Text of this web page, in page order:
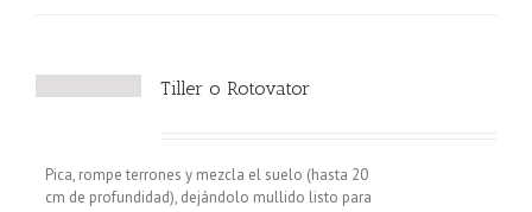
Tiller o Rotovator
Pica, rompe terrones y mezcla el suelo (hasta 20
cm de profundidad), dejándolo mullido listo para